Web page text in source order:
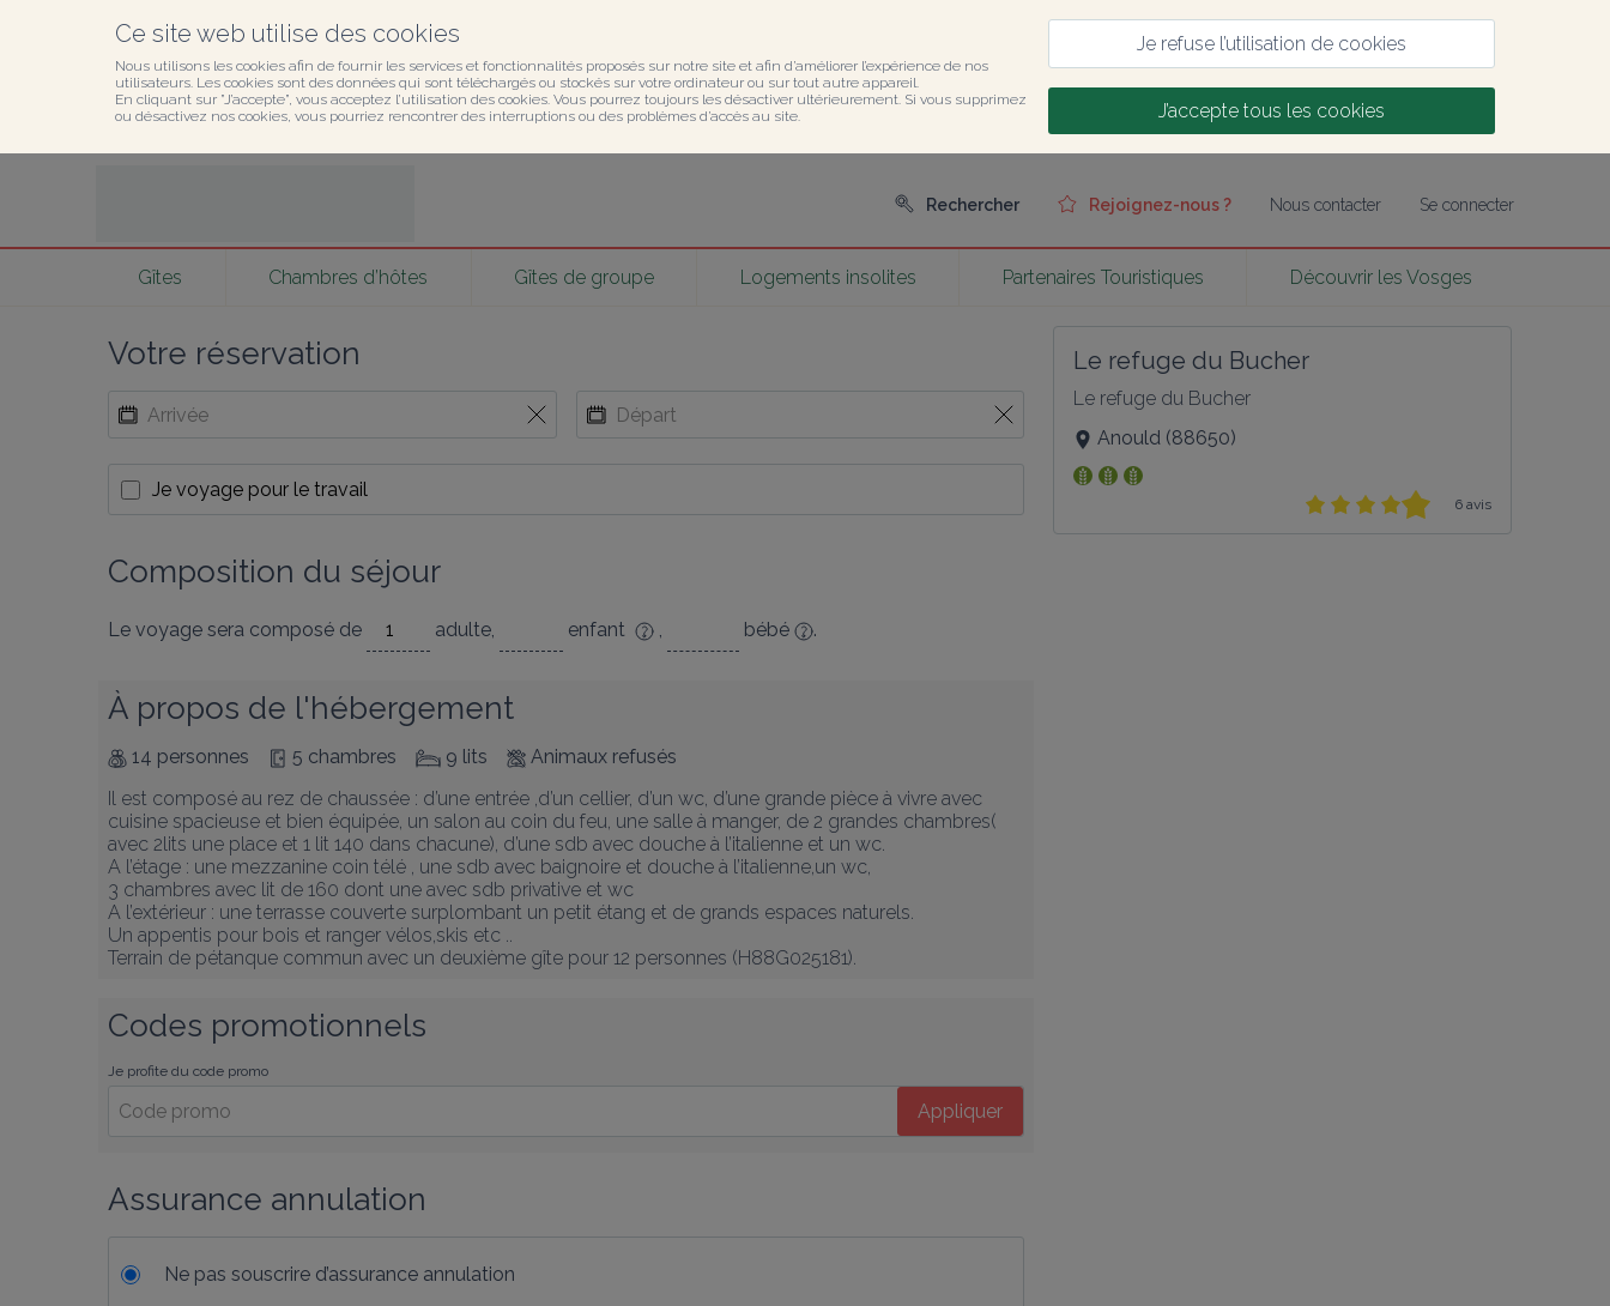
Ce site web utilise des cookies
Nous utilisons les cookies afin de fournir les services et fonctionnalités proposés sur notre site et afin d’améliorer l’expérience de nos
utilisateurs. Les cookies sont des données qui sont téléchargés ou stockés sur votre ordinateur ou sur tout autre appareil.
En cliquant sur ”J’accepte”, vous acceptez l’utilisation des cookies. Vous pourrez toujours les désactiver ultérieurement. Si vous supprimez
ou désactivez nos cookies, vous pourriez rencontrer des interruptions ou des problèmes d’accès au site.
Je refuse l’utilisation de cookies
J’accepte tous les cookies
Rechercher Rejoignez-nous ? Nous contacter Se connecter
Gîtes Chambres d’hôtes Gîtes de groupe Logements insolites Partenaires Touristiques Découvrir les Vosges
Votre réservation
Je voyage pour le travail
Composition du séjour
Le voyage sera composé de adulte, enfant , bébé .
À propos de l'hébergement
14 personnes 5 chambres 9 lits
Animaux refusés
Il est composé au rez de chaussée : d’une entrée ,d’un cellier, d’un wc, d’une grande pièce à vivre avec
cuisine spacieuse et bien équipée, un salon au coin du feu, une salle à manger, de 2 grandes chambres(
avec 2lits une place et 1 lit 140 dans chacune), d’une sdb avec douche à l’italienne et un wc.
A l’étage : une mezzanine coin télé , une sdb avec baignoire et douche à l’italienne,un wc,
3 chambres avec lit de 160 dont une avec sdb privative et wc
A l’extérieur : une terrasse couverte surplombant un petit étang et de grands espaces naturels.
Un appentis pour bois et ranger vélos,skis etc ..
Terrain de pétanque commun avec un deuxième gîte pour 12 personnes (H88G025181).
Codes promotionnels
Je profite du code promo
Appliquer
Assurance annulation
Ne pas souscrire d’assurance annulation
Le refuge du Bucher
Le refuge du Bucher
Anould (88650)
6 avis